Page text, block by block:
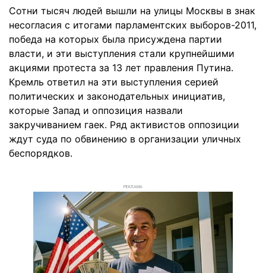
Сотни тысяч людей вышли на улицы Москвы в знак
несогласия с итогами парламентских выборов-2011,
победа на которых была присуждена партии
власти, и эти выступления стали крупнейшими
акциями протеста за 13 лет правления Путина.
Кремль ответил на эти выступления серией
политических и законодательных инициатив,
которые Запад и оппозиция назвали
закручиванием гаек. Ряд активистов оппозиции
ждут суда по обвинению в организации уличных
беспорядков.
РЕКЛАМА